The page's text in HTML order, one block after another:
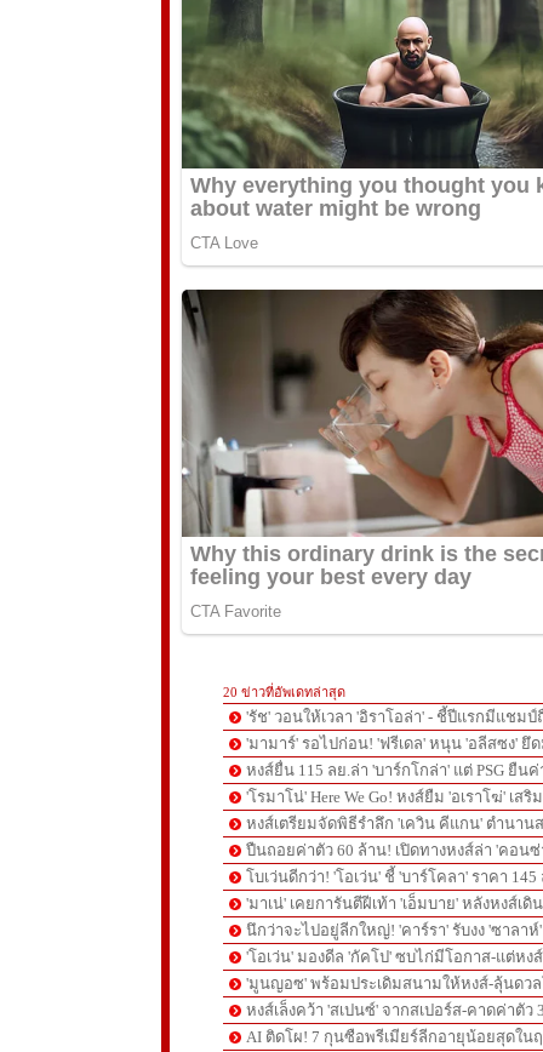
20 ข่าวที่อัพเดทล่าสุด
'รัช' วอนให้เวลา 'อิราโอล่า' - ชี้ปีแรกมีแชมป์
'มามาร์' รอไปก่อน! 'ฟรีเดล' หนุน 'อลีสซง' ยึ
หงส์ยื่น 115 ลย.ล่า 'บาร์กโกล่า' แต่ PSG ยืนค่
'โรมาโน่' Here We Go! หงส์ยืม 'อเราโฆ่' เสริ
หงส์เตรียมจัดพิธีรำลึก 'เควิน คีแกน' ตำนาน
ปืนถอยค่าตัว 60 ล้าน! เปิดทางหงส์ล่า 'คอนซ่
โบเว่นดีกว่า! 'โอเว่น' ชี้ 'บาร์โคลา' ราคา
'มาเน่' เคยการันตีฝีเท้า 'เอ็มบาย' หลังหงส์เดิ
นึกว่าจะไปอยู่ลีกใหญ่! 'คาร์รา' รับงง 'ซาลา
'โอเว่น' มองดีล 'กัคโป' ซบไก่มีโอกาส-แต่ห
'มูนญอซ' พร้อมประเดิมสนามให้หงส์-ลุ้นดว
หงส์เล็งคว้า 'สเปนซ์' จากสเปอร์ส-คาดค่าตัว
AI ติดโผ! 7 กุนซือพรีเมียร์ลีกอายุน้อยสุดใน